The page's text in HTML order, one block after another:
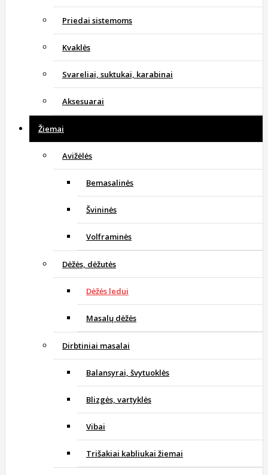
Priedai sistemoms
Kvaklės
Svareliai, suktukai, karabinai
Aksesuarai
Žiemai
Avižėlės
Bemasalinės
Švininės
Volframinės
Dėžės, dėžutės
Dėžės ledui
Masalų dėžės
Dirbtiniai masalai
Balansyrai, švytuoklės
Blizgės, vartyklės
Vibai
Trišakiai kabliukai žiemai